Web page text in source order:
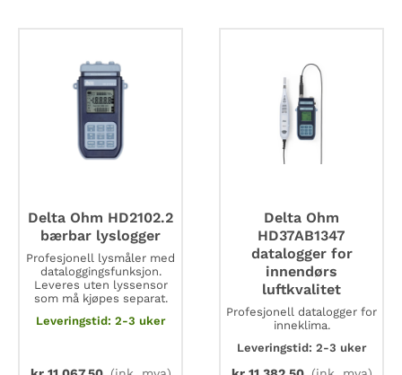
Delta Ohm HD2102.2
bærbar lyslogger
Profesjonell lysmåler med
dataloggingsfunksjon.
Leveres uten lyssensor
som må kjøpes separat.
Leveringstid: 2-3 uker
Delta Ohm
HD37AB1347
datalogger for
innendørs
luftkvalitet
Profesjonell datalogger for
inneklima.
Leveringstid: 2-3 uker